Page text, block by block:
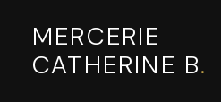
MERCERIE
CATHERINE B.